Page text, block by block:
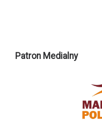
Patron Medialny